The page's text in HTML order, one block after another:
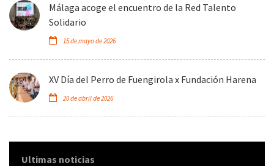
Málaga acoge el encuentro de la Red Talento
Solidario
15 de mayo de 2026
XV Día del Perro de Fuengirola x Fundación Harena
20 de abril de 2026
Ultimas noticias